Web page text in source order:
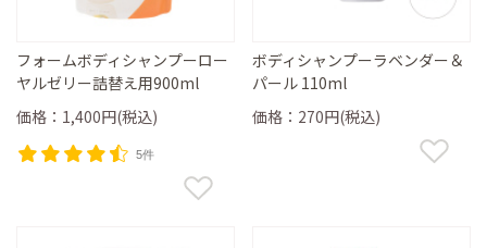
フォームボディシャンプーロー
ヤルゼリー詰替え用900ml
価格：1,400円(税込)
5件
ボディシャンプーラベンダー＆
パール 110ml
価格：270円(税込)